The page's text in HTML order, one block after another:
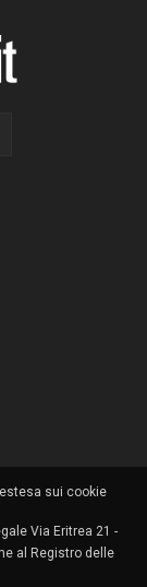
sui cookie
Via Eritrea 21 -
al Registro delle